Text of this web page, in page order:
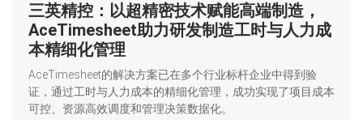
三英精控：以超精密技术赋能高端制造，
AceTimesheet助力研发制造工时与人力成
本精细化管理
AceTimesheet的解决方案已在多个行业标杆企业中得到验
证，通过工时与人力成本的精细化管理，成功实现了项目成本
可控、资源高效调度和管理决策数据化。